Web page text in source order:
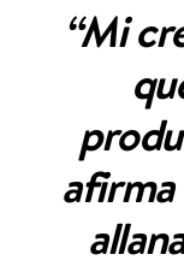
“Mi
afirma